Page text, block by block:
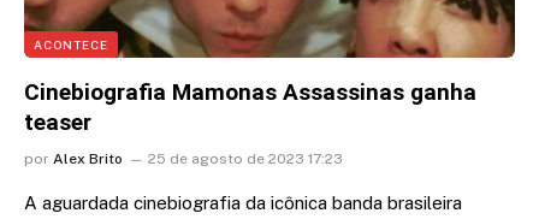
ACONTECE
Cinebiografia Mamonas Assassinas ganha
teaser
por Alex Brito 25 de agosto de 2023 17:23
A aguardada cinebiografia da icônica banda brasileira